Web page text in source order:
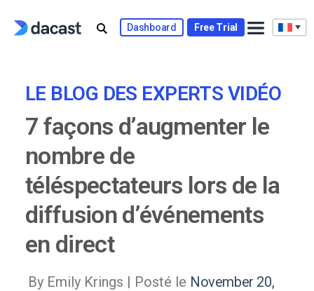
Dashboard Free Trial
LE BLOG DES EXPERTS VIDÉO
7 façons d’augmenter le
nombre de
téléspectateurs lors de la
diffusion d’événements
en direct
By Emily Krings | Posté le November 20,